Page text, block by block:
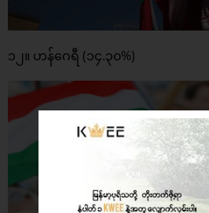
၁၂။ ဟန်ဂေရီ (၁၄.၃၀%)